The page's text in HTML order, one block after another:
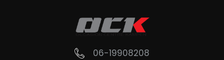
06-19908208